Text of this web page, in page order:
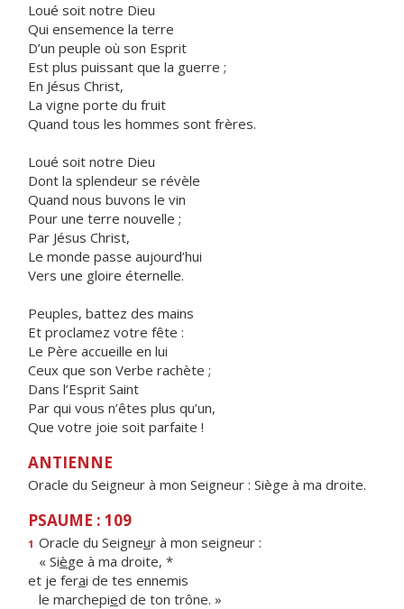
Loué soit notre Dieu
Qui ensemence la terre
D’un peuple où son Esprit
Est plus puissant que la guerre ;
En Jésus Christ,
La vigne porte du fruit
Quand tous les hommes sont frères.
Loué soit notre Dieu
Dont la splendeur se révèle
Quand nous buvons le vin
Pour une terre nouvelle ;
Par Jésus Christ,
Le monde passe aujourd’hui
Vers une gloire éternelle.
Peuples, battez des mains
Et proclamez votre fête :
Le Père accueille en lui
Ceux que son Verbe rachète ;
Dans l’Esprit Saint
Par qui vous n’êtes plus qu’un,
Que votre joie soit parfaite !
ANTIENNE
Oracle du Seigneur à mon Seigneur : Siège à ma droite.
PSAUME : 109
1 Oracle du Seigneur à mon seigneur :
« Siège à ma droite, *
et je ferai de tes ennemis
le marchepied de ton trône. »